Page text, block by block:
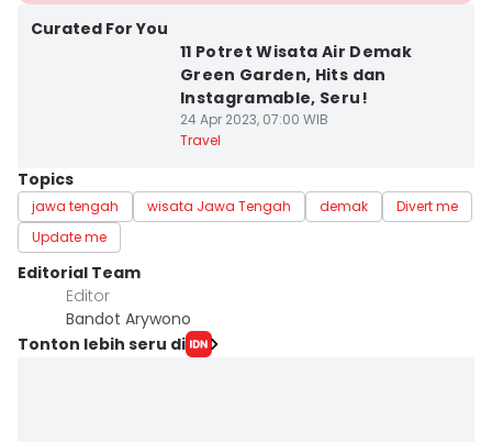
Curated For You
11 Potret Wisata Air Demak
Green Garden, Hits dan
Instagramable, Seru!
24 Apr 2023, 07:00 WIB
Travel
Topics
jawa tengah wisata Jawa Tengah demak
Divert me
Update me
Editorial Team
Editor
Bandot Arywono
Tonton lebih seru di